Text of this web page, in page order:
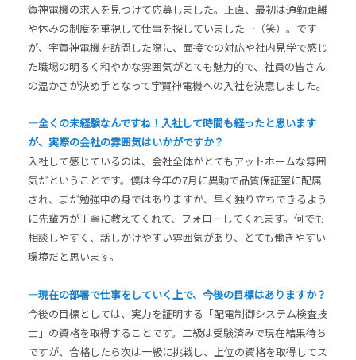
賀神電機の求人を見つけて応募しました。正直、最初は通勤距離
や休みの制度を重視して仕事を探していました…（笑）。です
が、宇賀神電機を訪問した際に、面接での対応や社内見学で感じ
た職場の明るく和やかな雰囲気がとても魅力的で、社員の皆さん
の温かさが決め手となって宇賀神電機への入社を決意しました。
―全くの未経験なんですね！入社して時間も経ったと思います
が、実際の会社の雰囲気はいかがですか？
入社して感じているのは、会社全体がとてもアットホームな雰囲
気だということです。僕は今年の7月に異動で品質保証室に配属
され、まだ勉強中の身ではありますが、早く独り立ちできるよう
に先輩方が丁寧に教えてくれて、フォローしてくれます。何でも
相談しやすく、話しかけやすい雰囲気があり、とても働きやすい
環境だと思います。
―現在の部署で仕事をしていく上で、今後の目標はありますか？
今後の目標としては、実力を証明する「配電制御システム検査技
士」の資格を取得することです。二級は受験済みで現在結果待ち
ですが、合格したら次は一級に挑戦し、上位の資格を取得してス